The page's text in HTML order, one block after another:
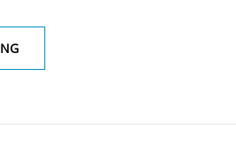
MEMBUAT
RUMAH
MINIMALIS